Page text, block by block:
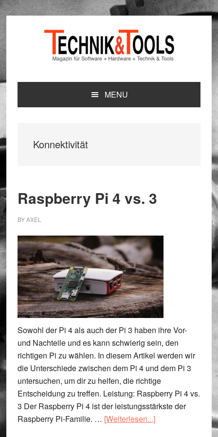
Zur
Hauptnavigation
Zum
Inhalt
Zur
Seitenspalte
MENU
Konnektivität
Raspberry Pi 4 vs. 3
BYAXEL
Sowohl der Pi 4 als auch der Pi 3 haben ihre Vor-
und Nachteile und es kann schwierig sein, den
richtigen Pi zu wählen. In diesem Artikel werden wir
die Unterschiede zwischen dem Pi 4 und dem Pi 3
untersuchen, um dir zu helfen, die richtige
Entscheidung zu treffen. Leistung: Raspberry Pi 4 vs.
3 Der Raspberry Pi 4 ist der leistungsstärkste der
Raspberry Pi-Familie. … [Weiterlesen...]ÜberRaspberry